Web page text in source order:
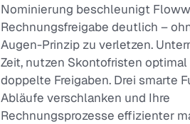
Nominierung beschleunigt
Rechnungsfreigabe deutlich –
Augen-Prinzip zu verletzen.
Zeit, nutzen Skontofristen
doppelte Freigaben. Drei smarte
Abläufe verschlanken und Ihre
Rechnungsprozesse effizienter